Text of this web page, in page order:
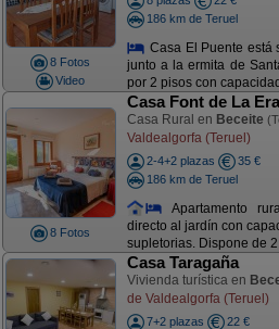
8 Fotos
Video
186 km de Teruel
Casa El Puente está
junto a la ermita de
por 2 pisos con
8 Fotos
Casa Font de La Era
Casa Rural en Beceite
Valdealgorfa (Teruel)
2-4+2 plazas
35 €
186 km de Teruel
Apartamento
directo al jardín con
supletorias. Dispone de
Casa Taragaña
Vivienda turística en
de Valdealgorfa (Teruel)
7+2 plazas
22 €